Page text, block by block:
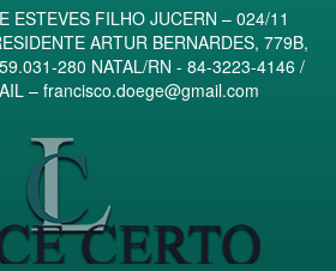
ESTEVES FILHO JUCERN – 024/11
ARTUR BERNARDES, 779B,
280 NATAL/RN - 84-3223-4146 /
– francisco.doege@gmail.com